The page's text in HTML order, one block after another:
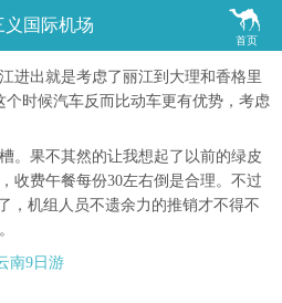

首页
义国际机场
进出就是考虑了丽江到大理和香格里
时候汽车反而比动车更有优势，考虑
。果不其然的让我想起了以前的绿皮
收费午餐每份30左右倒是合理。不过
，机组人员不遗余力的推销才不得不
南9日游